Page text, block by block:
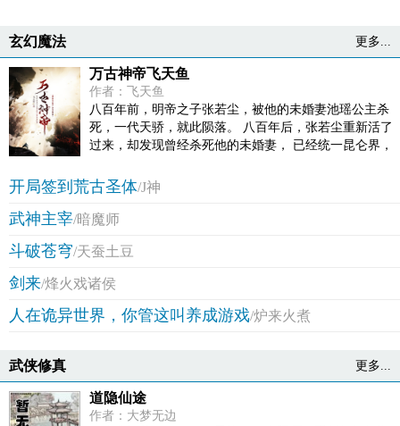
玄幻魔法 更多...
万古神帝飞天鱼
作者：飞天鱼
八百年前，明帝之子张若尘，被他的未婚妻池瑶公主杀
死，一代天骄，就此陨落。 八百年后，张若尘重新活了
过来，却发现曾经杀死他的未婚妻， 已经统一昆仑界，
统御天下，威临八方；青春永驻，不死不灭。 张若尘站
在诸皇祠堂外，望着池瑶女皇的神像，心中燃烧起熊熊
的仇恨烈焰，“待我重修十三年，敢叫女皇下黄泉”。
下。
开局签到荒古圣体/J神
武神主宰/暗魔师
斗破苍穹/天蚕土豆
剑来/烽火戏诸侯
人在诡异世界，你管这叫养成游戏/炉来火煮
武侠修真 更多...
道隐仙途
作者：大梦无边